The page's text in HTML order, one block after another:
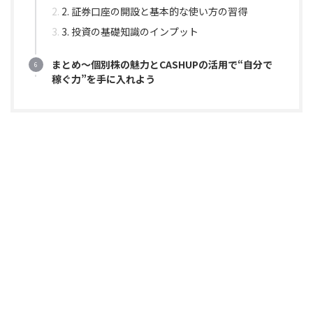
2. 証券口座の開設と基本的な使い方の習得
3. 投資の基礎知識のインプット
まとめ〜個別株の魅力とCASHUPの活用で“自分で
稼ぐ力”を手に入れよう